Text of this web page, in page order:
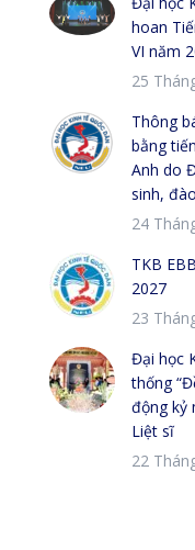
hoan
VI năm
25
Thông
bằng
Anh do
sinh,
24
TKB
2027
23
Đại học
thống
động kỷ
Liệt sĩ
22